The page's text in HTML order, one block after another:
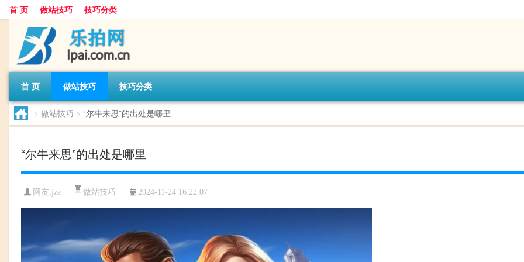
首 页 做站技巧 技巧分类
首 页 做站技巧 技巧分类
> 做站技巧 > “尔牛来思”的出处是哪里
“尔牛来思”的出处是哪里
网友:jze 做站技巧 2024-11-24 16:22:07